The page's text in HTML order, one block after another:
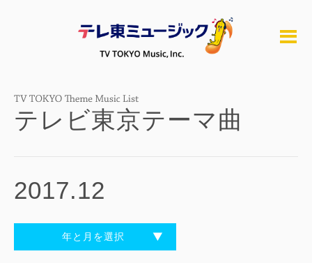
テレビ東京テーマ曲
2017.12
年と月を選択